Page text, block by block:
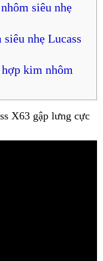
siêu nhẹ
nhẹ Lucass
kim nhôm
X63 gập lưng cực